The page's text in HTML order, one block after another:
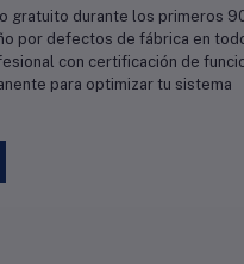
gratuito durante los primeros
por defectos de fábrica en
con certificación de
para optimizar tu sistema